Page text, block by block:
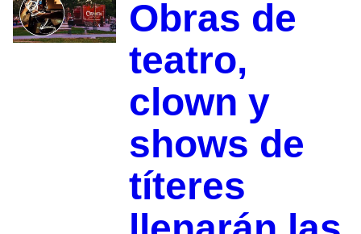
Obras de
teatro,
clown y
shows de
títeres